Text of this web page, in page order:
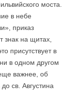
моста.
в небе
приказ
знак на щитах,
присутствует в
в одном другом
важнее, об
св. Августина